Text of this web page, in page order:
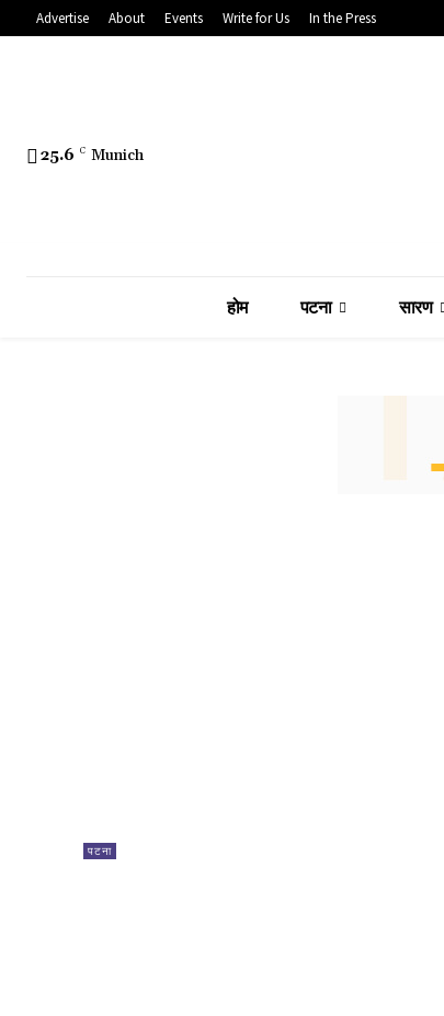
Advertise About Events Write for Us In the Press
25.6 C Munich
होम पटना सारण
पटना